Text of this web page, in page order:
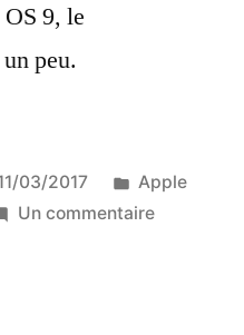
9, le
peu.
03/2017
Publié
dans
Apple
Un commentairesur